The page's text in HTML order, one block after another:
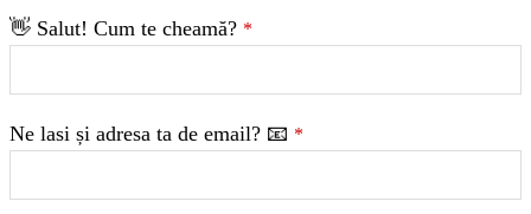
👋 Salut! Cum te cheamă? *
Phone
Number *
Ne lasi și adresa ta de email? 📧 *